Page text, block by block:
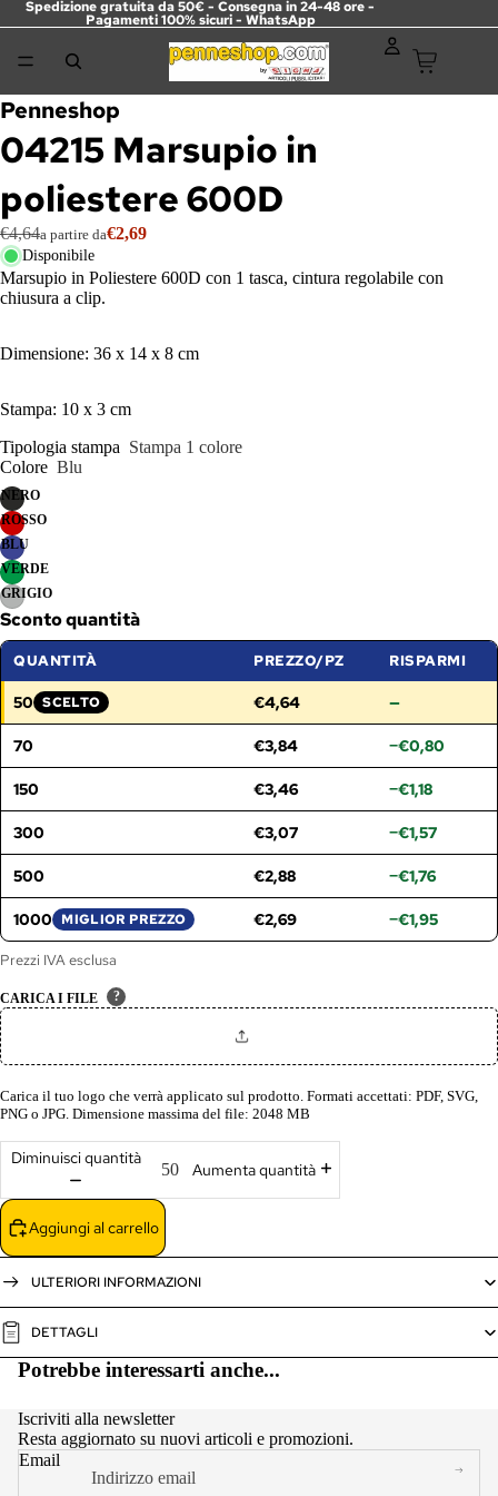
Spedizione gratuita da 50€ - Consegna in 24-48 ore -
Pagamenti 100% sicuri - WhatsApp
Penneshop
04215 Marsupio in
poliestere 600D
€4,64a partire da€2,69
Disponibile
Marsupio in Poliestere 600D con 1 tasca, cintura regolabile con
chiusura a clip.
Dimensione: 36 x 14 x 8 cm
Stampa: 10 x 3 cm
Colore Blu
NERO
ROSSO
BLU
VERDE
GRIGIO
Tipologia stampa Stampa 1 colore
Sconto quantità
QUANTITÀ PREZZO/PZ RISPARMI
50 FASCIA SELEZIONATA:
SCELTO €4,64 —
70 €3,84 −€0,80
150 €3,46 −€1,18
300 €3,07 −€1,57
500 €2,88 −€1,76
1000 MIGLIOR PREZZO €2,69 −€1,95
Prezzi IVA esclusa
CARICA I FILE ?
Carica il tuo logo che verrà applicato sul prodotto. Formati accettati: PDF, SVG,
PNG o JPG. Dimensione massima del file: 2048 MB
Diminuisci quantità
Aumenta quantità
Aggiungi al carrello
ULTERIORI INFORMAZIONI
DETTAGLI
Potrebbe interessarti anche...
Iscriviti alla newsletter
Resta aggiornato su nuovi articoli e promozioni.
Email